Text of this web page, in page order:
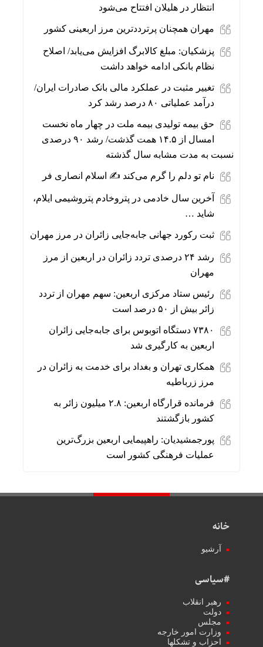
انتظار در هلیلان افتتاح می‌شود
مهران همچنان پرترددترین مرز اربعینی کشور
پزشکیان: مبلغ کالابرگ افزایش می‌یابد/ اصلاح
نظام بانکی ادامه خواهد داشت
تغییر مثبت در عملکرد مالی بانک صادرات ایران/
درآمد عملیاتی ۸۰ درصد رشد کرد
حق بیمه تولیدی بیمه ملت در چهار ماه نخست
امسال از ۱۴.۵ همت گذشت/ رشد ۹۰ درصدی
نسبت به مدت مشابه سال گذشته
نام تو دلم را گرم می‌کند ✍️ اسلام انصاری فر
آخرین سال خادمی در پتروخادم پتروشیمی ایلام،
شاید …
ثبت رکورد جهانی جابه‌جایی زائران در مرز مهران
رشد ۲۴ درصدی تردد زائران در اربعین از مرز
مهران
رئیس ستاد مرکزی اربعین: سهم مهران از تردد
زائر بیش از ۵۰ درصد است
۷۳۸۰ دستگاه اتوبوس برای جابه‌جایی زائران
اربعین به‌ کارگیری شد
همکاری تهران و بغداد برای خدمت به زائران در
مرز زرباطیه
فرمانده قرارگاه اربعین: ۲.۸ میلیون زائر به
کشور بازگشتند
پورجمشیدیان: راهپیمایی اربعین بزرگ‌ترین
عملیات فرهنگی کشور است
خانه
آرشیو
#سیاسی
رهبر انقلاب
دولت
مجلس
وزارت امور خارجه
احزاب و تشکلها